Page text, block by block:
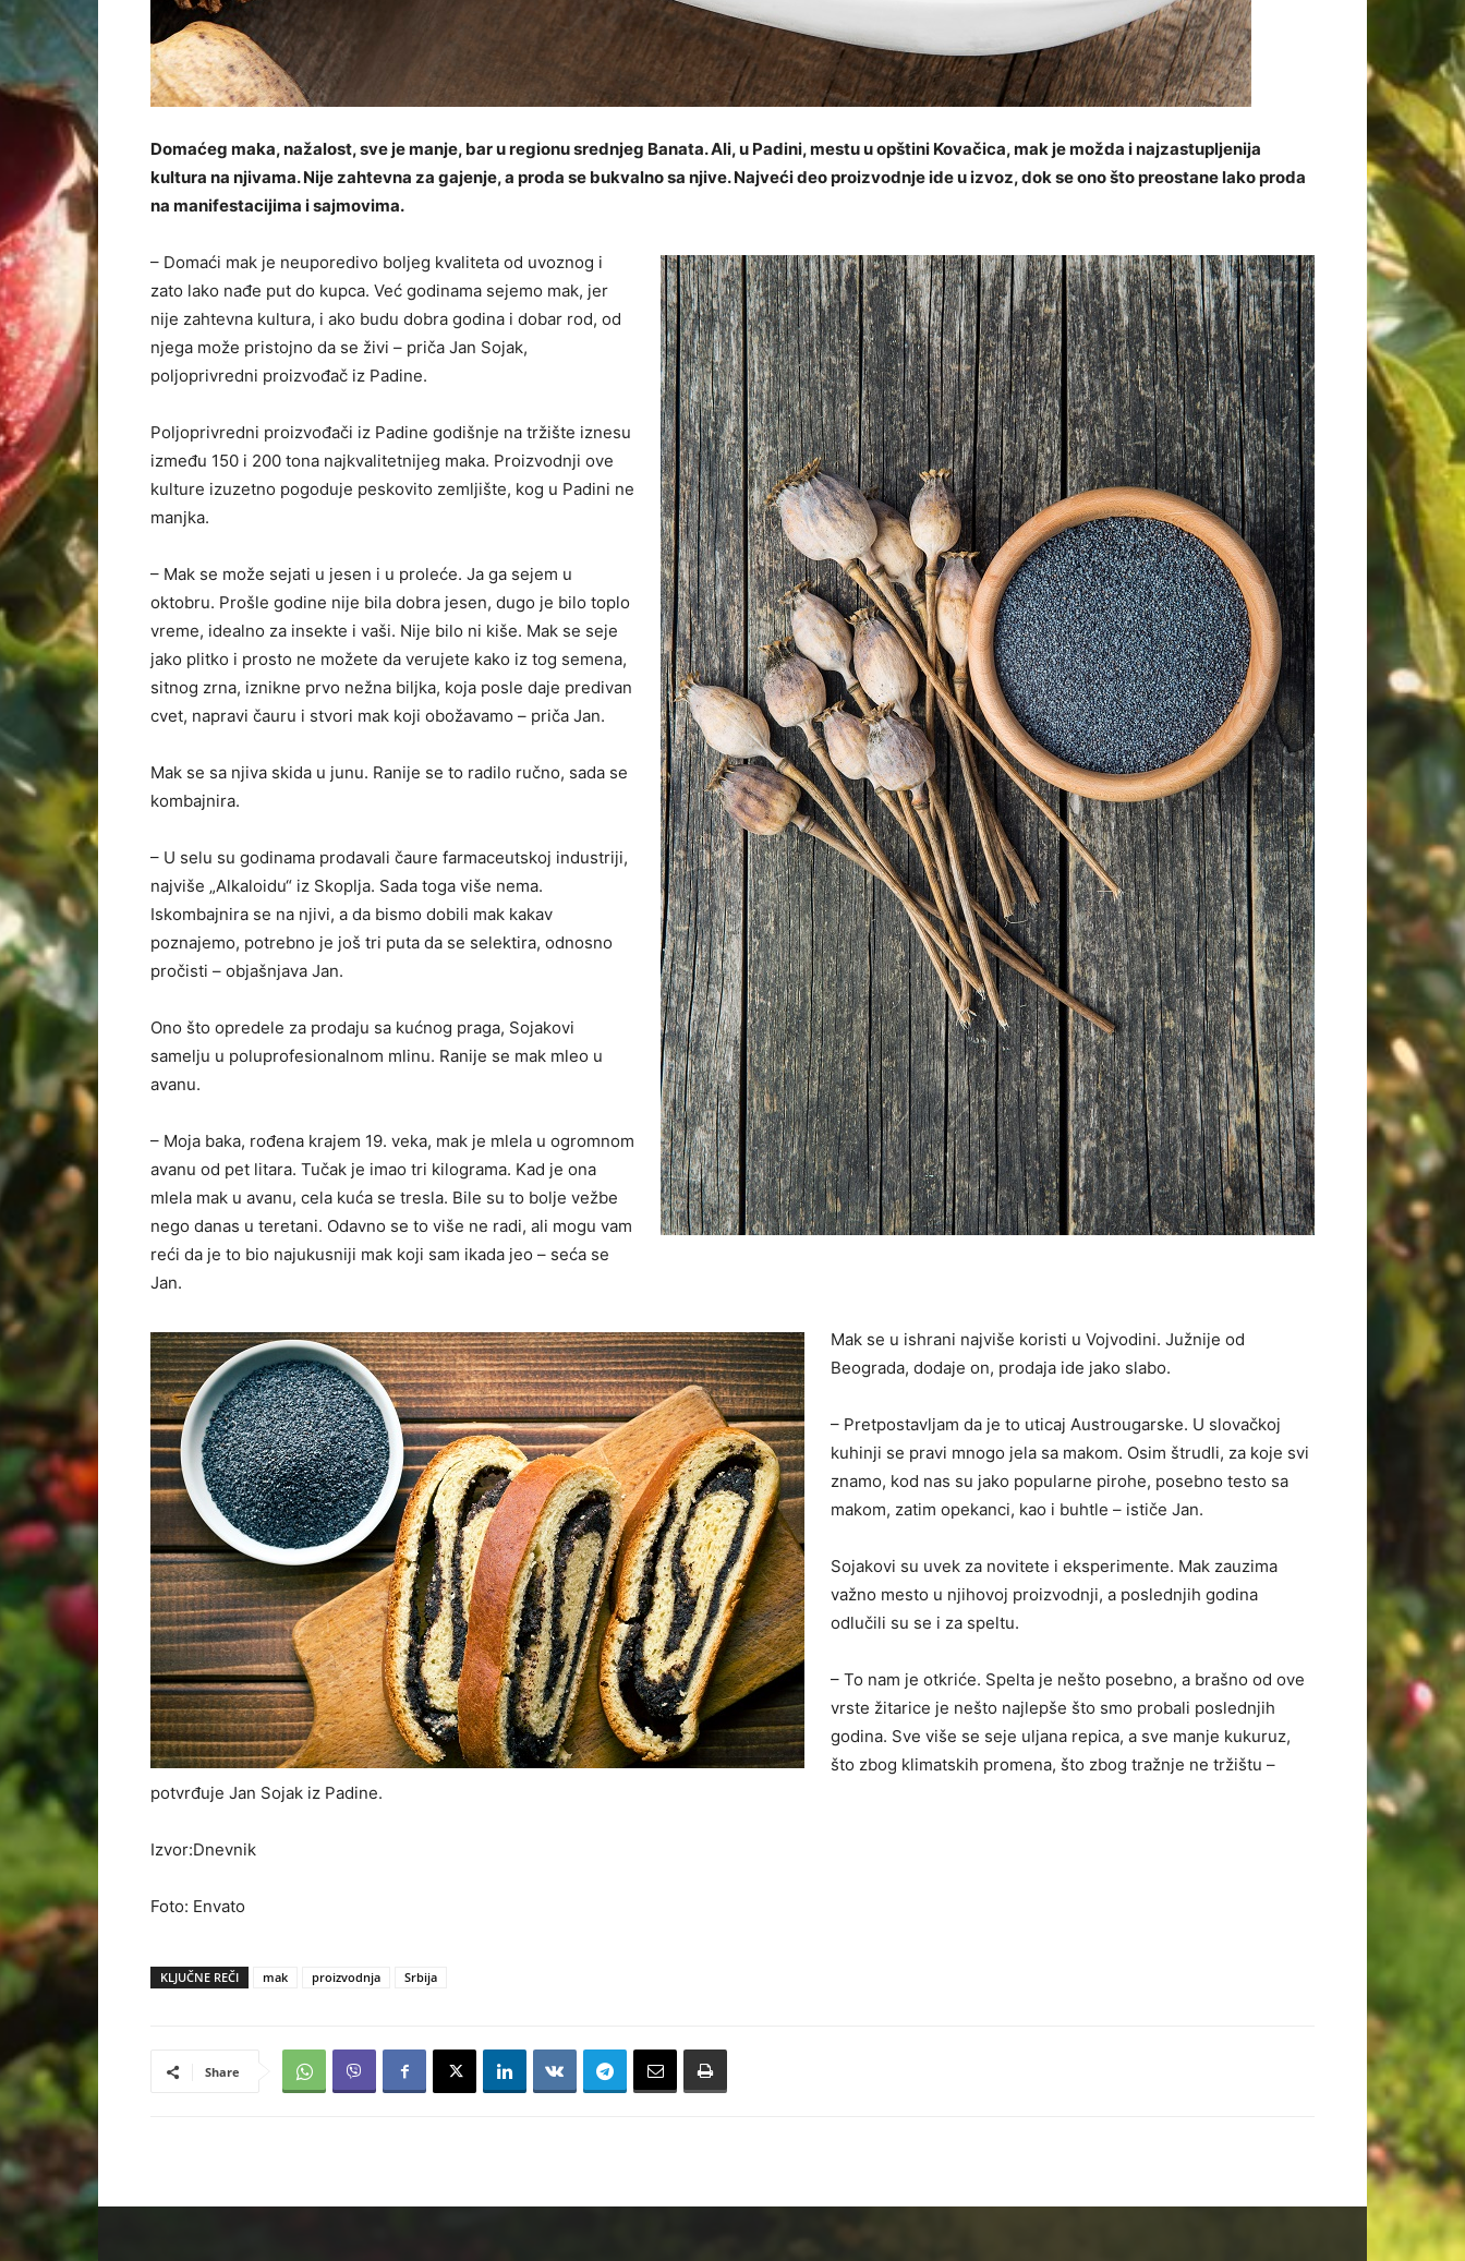
Domaćeg maka, nažalost, sve je manje, bar u regionu srednjeg Banata. Ali, u Padini, mestu u opštini Kovačica, mak je možda i najzastupljenija
kultura na njivama. Nije zahtevna za gajenje, a proda se bukvalno sa njive. Najveći deo proizvodnje ide u izvoz, dok se ono što preostane lako proda
na manifestacijima i sajmovima.
– Domaći mak je neuporedivo boljeg kvaliteta od uvoznog i
zato lako nađe put do kupca. Već godinama sejemo mak, jer
nije zahtevna kultura, i ako budu dobra godina i dobar rod, od
njega može pristojno da se živi – priča Jan Sojak,
poljoprivredni proizvođač iz Padine.
Poljoprivredni proizvođači iz Padine godišnje na tržište iznesu
između 150 i 200 tona najkvalitetnijeg maka. Proizvodnji ove
kulture izuzetno pogoduje peskovito zemljište, kog u Padini ne
manjka.
– Mak se može sejati u jesen i u proleće. Ja ga sejem u
oktobru. Prošle godine nije bila dobra jesen, dugo je bilo toplo
vreme, idealno za insekte i vaši. Nije bilo ni kiše. Mak se seje
jako plitko i prosto ne možete da verujete kako iz tog semena,
sitnog zrna, iznikne prvo nežna biljka, koja posle daje predivan
cvet, napravi čauru i stvori mak koji obožavamo – priča Jan.
Mak se sa njiva skida u junu. Ranije se to radilo ručno, sada se
kombajnira.
– U selu su godinama prodavali čaure farmaceutskoj industriji,
najviše „Alkaloidu“ iz Skoplja. Sada toga više nema.
Iskombajnira se na njivi, a da bismo dobili mak kakav
poznajemo, potrebno je još tri puta da se selektira, odnosno
pročisti – objašnjava Jan.
Ono što opredele za prodaju sa kućnog praga, Sojakovi
samelju u poluprofesionalnom mlinu. Ranije se mak mleo u
avanu.
– Moja baka, rođena krajem 19. veka, mak je mlela u ogromnom
avanu od pet litara. Tučak je imao tri kilograma. Kad je ona
mlela mak u avanu, cela kuća se tresla. Bile su to bolje vežbe
nego danas u teretani. Odavno se to više ne radi, ali mogu vam
reći da je to bio najukusniji mak koji sam ikada jeo – seća se
Jan.
Mak se u ishrani najviše koristi u Vojvodini. Južnije od
Beograda, dodaje on, prodaja ide jako slabo.
– Pretpostavljam da je to uticaj Austrougarske. U slovačkoj
kuhinji se pravi mnogo jela sa makom. Osim štrudli, za koje svi
znamo, kod nas su jako popularne pirohe, posebno testo sa
makom, zatim opekanci, kao i buhtle – ističe Jan.
Sojakovi su uvek za novitete i eksperimente. Mak zauzima
važno mesto u njihovoj proizvodnji, a poslednjih godina
odlučili su se i za speltu.
– To nam je otkriće. Spelta je nešto posebno, a brašno od ove
vrste žitarice je nešto najlepše što smo probali poslednjih
godina. Sve više se seje uljana repica, a sve manje kukuruz,
što zbog klimatskih promena, što zbog tražnje ne tržištu –
potvrđuje Jan Sojak iz Padine.
Izvor:Dnevnik
Foto: Envato
KLJUČNE REČI mak proizvodnja Srbija
Share